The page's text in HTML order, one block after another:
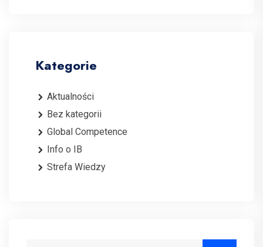
Kategorie
Aktualności
Bez kategorii
Global Competence
Info o IB
Strefa Wiedzy